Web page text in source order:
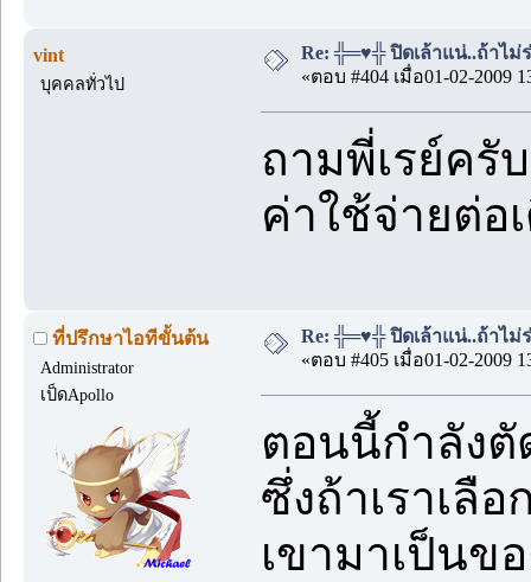
vint
บุคคลทั่วไป
Re: ╬═♥╬ ปิดเล้าแน่..ถ้าไ
«ตอบ #404 เมื่อ01-02-2009
ถามพี่เรย์ครับ
ค่าใช้จ่ายต่อ
ที่ปรึกษาไอทีขั้นต้น
Administrator
เป็ดApollo
Re: ╬═♥╬ ปิดเล้าแน่..ถ้าไ
«ตอบ #405 เมื่อ01-02-2009
ตอนนี้กำลังตั
ซึ่งถ้าเราเลือ
เขามาเป็นข